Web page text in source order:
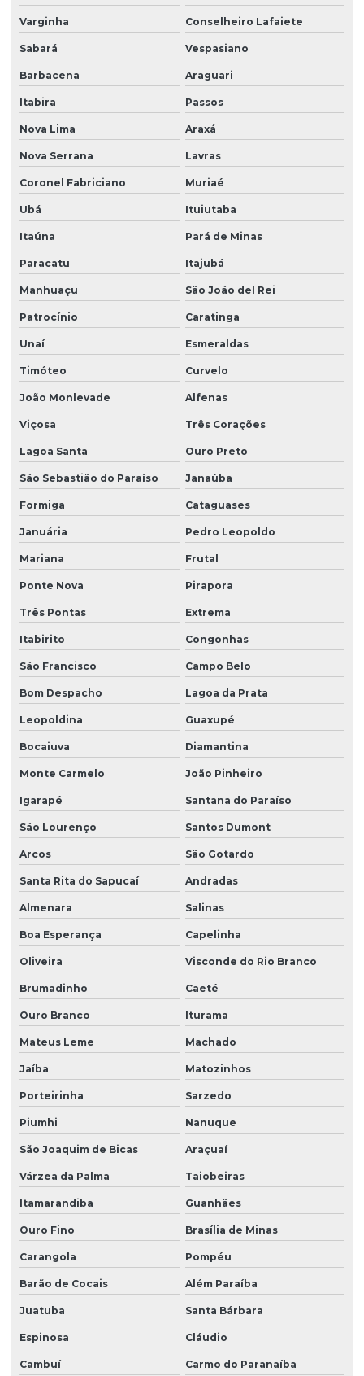
Varginha Conselheiro Lafaiete
Sabará Vespasiano
Barbacena Araguari
Itabira Passos
Nova Lima Araxá
Nova Serrana Lavras
Coronel Fabriciano Muriaé
Ubá Ituiutaba
Itaúna Pará de Minas
Paracatu Itajubá
Manhuaçu São João del Rei
Patrocínio Caratinga
Unaí Esmeraldas
Timóteo Curvelo
João Monlevade Alfenas
Viçosa Três Corações
Lagoa Santa Ouro Preto
São Sebastião do Paraíso Janaúba
Formiga Cataguases
Januária Pedro Leopoldo
Mariana Frutal
Ponte Nova Pirapora
Três Pontas Extrema
Itabirito Congonhas
São Francisco Campo Belo
Bom Despacho Lagoa da Prata
Leopoldina Guaxupé
Bocaiuva Diamantina
Monte Carmelo João Pinheiro
Igarapé Santana do Paraíso
São Lourenço Santos Dumont
Arcos São Gotardo
Santa Rita do Sapucaí Andradas
Almenara Salinas
Boa Esperança Capelinha
Oliveira Visconde do Rio Branco
Brumadinho Caeté
Ouro Branco Iturama
Mateus Leme Machado
Jaíba Matozinhos
Porteirinha Sarzedo
Piumhi Nanuque
São Joaquim de Bicas Araçuaí
Várzea da Palma Taiobeiras
Itamarandiba Guanhães
Ouro Fino Brasília de Minas
Carangola Pompéu
Barão de Cocais Além Paraíba
Juatuba Santa Bárbara
Espinosa Cláudio
Cambuí Carmo do Paranaíba